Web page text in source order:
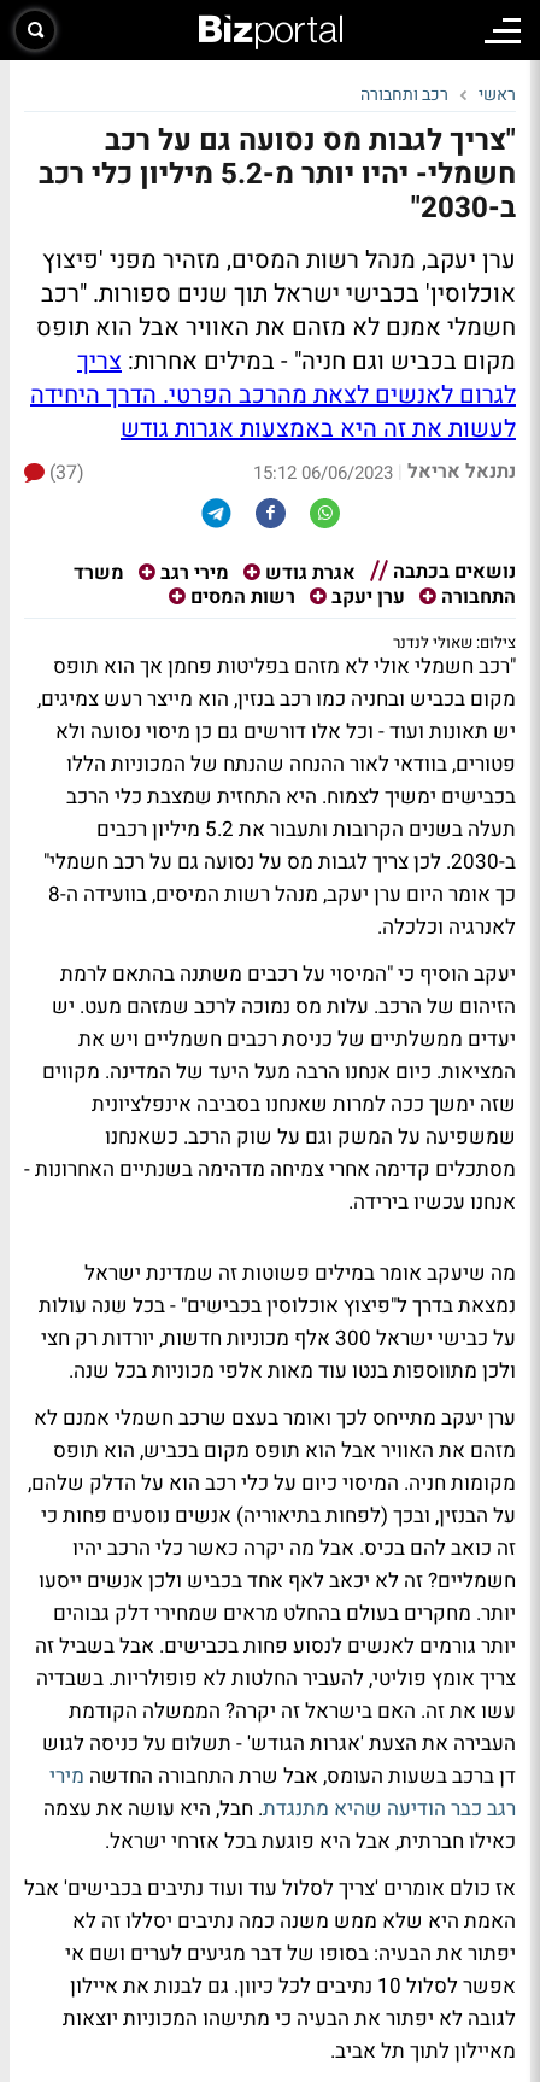
ראשי רכב ותחבורה
"צריך לגבות מס נסועה גם על רכב
חשמלי- יהיו יותר מ-5.2 מיליון כלי רכב
ב-2030"
ערן יעקב, מנהל רשות המסים, מזהיר מפני 'פיצוץ
אוכלוסין' בכבישי ישראל תוך שנים ספורות. "רכב
חשמלי אמנם לא מזהם את האוויר אבל הוא תופס
מקום בכביש וגם חניה" - במילים אחרות: צריך
לגרום לאנשים לצאת מהרכב הפרטי. הדרך היחידה
לעשות את זה היא באמצעות אגרות גודש
נתנאל אריאל |
06/06/2023 15:12
(37)
נושאים בכתבה אגרת גודש מירי רגב
משרד
התחבורה
ערן יעקב רשות המסים
צילום: שאולי לנדנר
"רכב חשמלי אולי לא מזהם בפליטות פחמן אך הוא תופס
מקום בכביש ובחניה כמו רכב בנזין, הוא מייצר רעש צמיגים,
יש תאונות ועוד - וכל אלו דורשים גם כן מיסוי נסועה ולא
פטורים, בוודאי לאור ההנחה שהנתח של המכוניות הללו
בכבישים ימשיך לצמוח. היא התחזית שמצבת כלי הרכב
תעלה בשנים הקרובות ותעבור את 5.2 מיליון רכבים
ב-2030. לכן צריך לגבות מס על נסועה גם על רכב חשמלי"
כך אומר היום ערן יעקב, מנהל רשות המיסים, בוועידה ה-8
לאנרגיה וכלכלה.
יעקב הוסיף כי "המיסוי על רכבים משתנה בהתאם לרמת
הזיהום של הרכב. עלות מס נמוכה לרכב שמזהם מעט. יש
יעדים ממשלתיים של כניסת רכבים חשמליים ויש את
המציאות. כיום אנחנו הרבה מעל היעד של המדינה. מקווים
שזה ימשך ככה למרות שאנחנו בסביבה אינפלציונית
שמשפיעה על המשק וגם על שוק הרכב. כשאנחנו
מסתכלים קדימה אחרי צמיחה מדהימה בשנתיים האחרונות -
אנחנו עכשיו בירידה.
מה שיעקב אומר במילים פשוטות זה שמדינת ישראל
נמצאת בדרך ל"פיצוץ אוכלוסין בכבישים" - בכל שנה עולות
על כבישי ישראל 300 אלף מכוניות חדשות, יורדות רק חצי
ולכן מתווספות בנטו עוד מאות אלפי מכוניות בכל שנה.
ערן יעקב מתייחס לכך ואומר בעצם שרכב חשמלי אמנם לא
מזהם את האוויר אבל הוא תופס מקום בכביש, הוא תופס
מקומות חניה. המיסוי כיום על כלי רכב הוא על הדלק שלהם,
על הבנזין, ובכך (לפחות בתיאוריה) אנשים נוסעים פחות כי
זה כואב להם בכיס. אבל מה יקרה כאשר כלי הרכב יהיו
חשמליים? זה לא יכאב לאף אחד בכביש ולכן אנשים ייסעו
יותר. מחקרים בעולם בהחלט מראים שמחירי דלק גבוהים
יותר גורמים לאנשים לנסוע פחות בכבישים. אבל בשביל זה
צריך אומץ פוליטי, להעביר החלטות לא פופולריות. בשבדיה
עשו את זה. האם בישראל זה יקרה? הממשלה הקודמת
העבירה את הצעת 'אגרות הגודש' - תשלום על כניסה לגוש
דן ברכב בשעות העומס, אבל שרת התחבורה החדשה מירי
רגב כבר הודיעה שהיא מתנגדת. חבל, היא עושה את עצמה
כאילו חברתית, אבל היא פוגעת בכל אזרחי ישראל.
אז כולם אומרים 'צריך לסלול עוד ועוד נתיבים בכבישים' אבל
האמת היא שלא ממש משנה כמה נתיבים יסללו זה לא
יפתור את הבעיה: בסופו של דבר מגיעים לערים ושם אי
אפשר לסלול 10 נתיבים לכל כיוון. גם לבנות את איילון
לגובה לא יפתור את הבעיה כי מתישהו המכוניות יוצאות
מאיילון לתוך תל אביב.